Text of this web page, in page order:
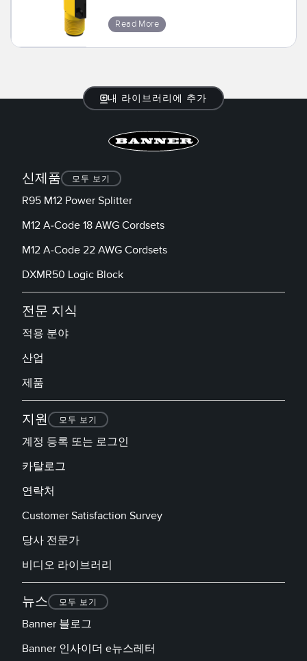
소프트웨어
Banner Measurement Sensor Software
TECHNOLOGY
Read More
내 라이브러리에 추가
신제품 모두 보기
R95 M12 Power Splitter
M12 A-Code 18 AWG Cordsets
M12 A-Code 22 AWG Cordsets
DXMR50 Logic Block
전문 지식
적용 분야
산업
제품
지원 모두 보기
계정 등록 또는 로그인
카탈로그
연락처
Customer Satisfaction Survey
당사 전문가
비디오 라이브러리
뉴스 모두 보기
Banner 블로그
Banner 인사이더 e뉴스레터